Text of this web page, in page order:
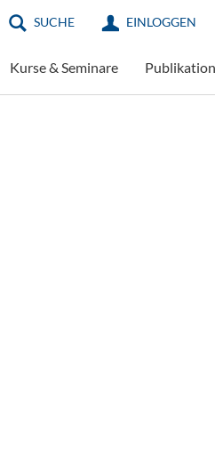
SUCHE EINLOGGEN
Kurse & Seminare